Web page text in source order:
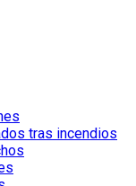
tras incendios